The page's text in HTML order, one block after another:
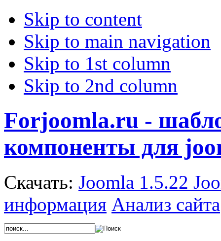
Skip to content
Skip to main navigation
Skip to 1st column
Skip to 2nd column
Forjoomla.ru -
компоненты для
Скачать: Joomla 1.5.22
информация Анализ сайта